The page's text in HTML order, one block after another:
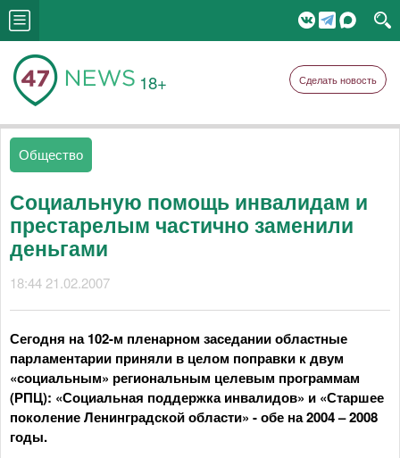
18+ Сделать новость
Общество
Социальную помощь инвалидам и
престарелым частично заменили
деньгами
18:44 21.02.2007
Сегодня на 102-м пленарном заседании областные
парламентарии приняли в целом поправки к двум
«социальным» региональным целевым программам
(РПЦ): «Социальная поддержка инвалидов» и «Старшее
поколение Ленинградской области» - обе на 2004 – 2008
годы.